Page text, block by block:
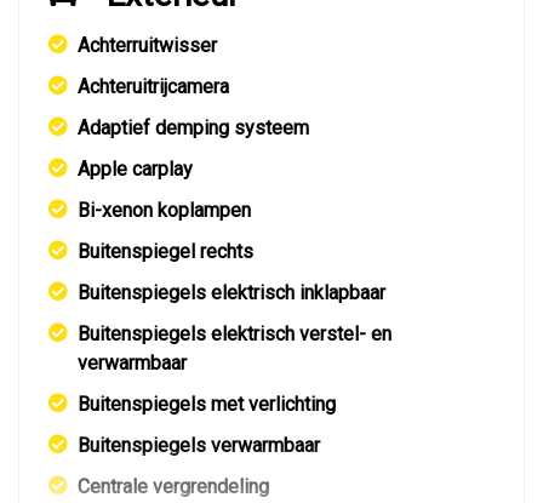
Achterruitwisser
Achteruitrijcamera
Adaptief demping systeem
Apple carplay
Bi-xenon koplampen
Buitenspiegel rechts
Buitenspiegels elektrisch inklapbaar
Buitenspiegels elektrisch verstel- en
verwarmbaar
Buitenspiegels met verlichting
Buitenspiegels verwarmbaar
Centrale vergrendeling